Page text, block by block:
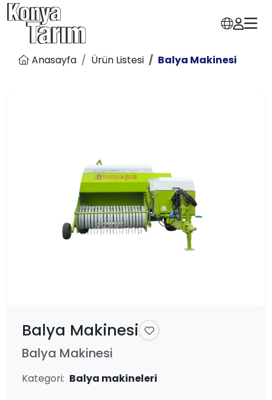
Anasayfa Ürün Listesi Balya Makinesi
Balya Makinesi
Balya Makinesi
Kategori: Balya makineleri